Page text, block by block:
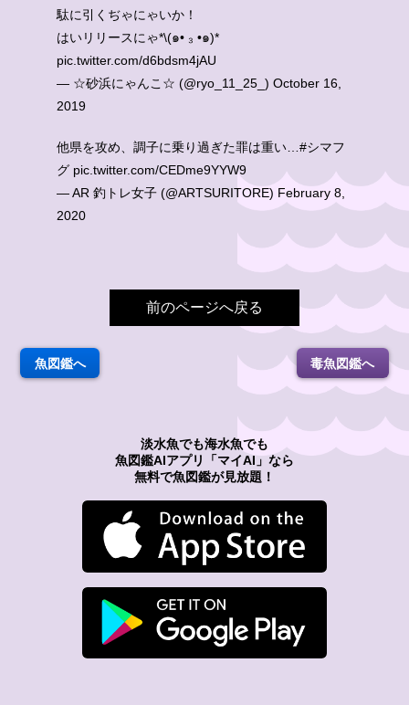
駄に引くぢゃにゃいか！
はいリリースにゃ*\(๑• ₃ •๑)*
pic.twitter.com/d6bdsm4jAU
— ☆砂浜にゃんこ☆ (@ryo_11_25_)October 16,
2019
他県を攻め、調子に乗り過ぎた罪は重い…#シマフ
グ pic.twitter.com/CEDme9YYW9
— AR 釣トレ女子 (@ARTSURITORE) February 8,
2020
前のページへ戻る
魚図鑑へ 毒魚図鑑へ
淡水魚でも海水魚でも
魚図鑑AIアプリ「マイAI」なら
無料で魚図鑑が見放題！